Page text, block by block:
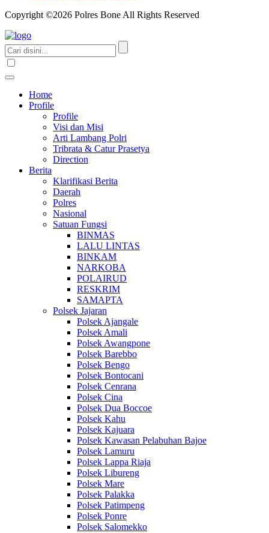
Copyright ©2026 Polres Bone All Rights Reserved
Home
Profile
Profile
Visi dan Misi
Arti Lambang Polri
Tribrata & Catur Prasetya
Direction
Berita
Klarifikasi Berita
Daerah
Polres
Nasional
Satuan Fungsi
BINMAS
LALU LINTAS
BINKAM
NARKOBA
POLAIRUD
RESKRIM
SAMAPTA
Polsek Jajaran
Polsek Ajangale
Polsek Amali
Polsek Awangpone
Polsek Barebbo
Polsek Bengo
Polsek Bontocani
Polsek Cenrana
Polsek Cina
Polsek Dua Boccoe
Polsek Kahu
Polsek Kajuara
Polsek Kawasan Pelabuhan Bajoe
Polsek Lamuru
Polsek Lappa Riaja
Polsek Libureng
Polsek Mare
Polsek Palakka
Polsek Patimpeng
Polsek Ponre
Polsek Salomekko